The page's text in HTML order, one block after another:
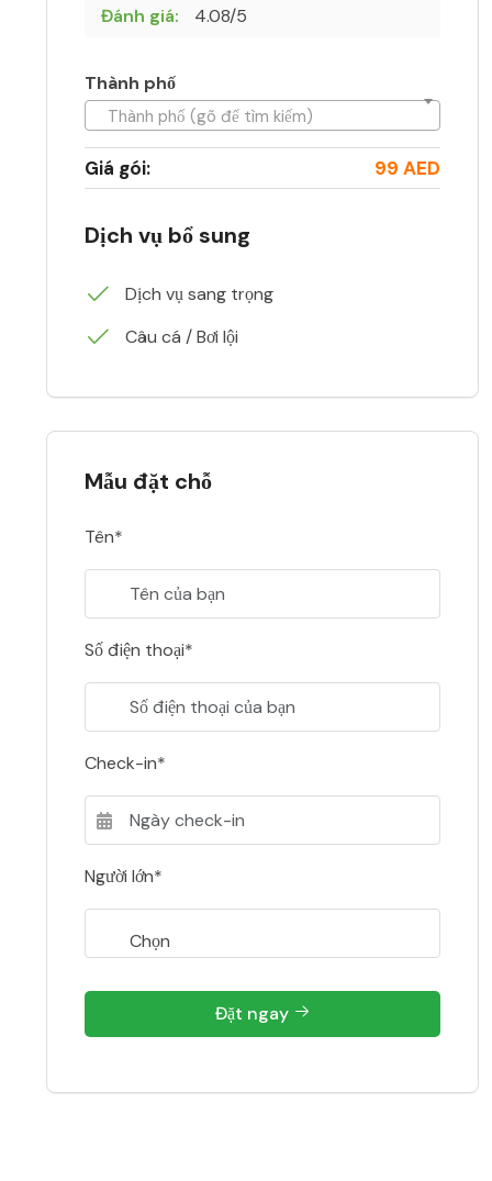
Đánh giá: 4.08/5
Thành phố
Thành phố (gõ để tìm kiếm)
Giá gói: 99 AED
Dịch vụ bổ sung
Dịch vụ sang trọng
Câu cá / Bơi lội
Mẫu đặt chỗ
Tên*
Số điện thoại*
Check-in*
Người lớn*
Đặt ngay